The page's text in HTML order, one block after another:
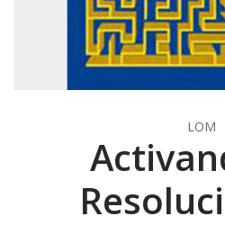
LOM